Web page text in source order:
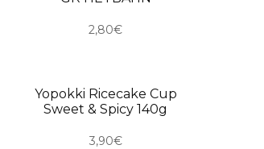
2,80€
USKORO
Yopokki Ricecake Cup
Sweet & Spicy 140g
3,90€